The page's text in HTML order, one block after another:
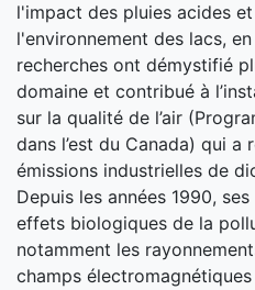
l'impact des pluies acides
l'environnement des lacs,
recherches ont démystifié
domaine et contribué à
sur la qualité de l’air
dans l’est du Canada) qui a
émissions industrielles de
Depuis les années 1990,
effets biologiques de la
notamment les
champs